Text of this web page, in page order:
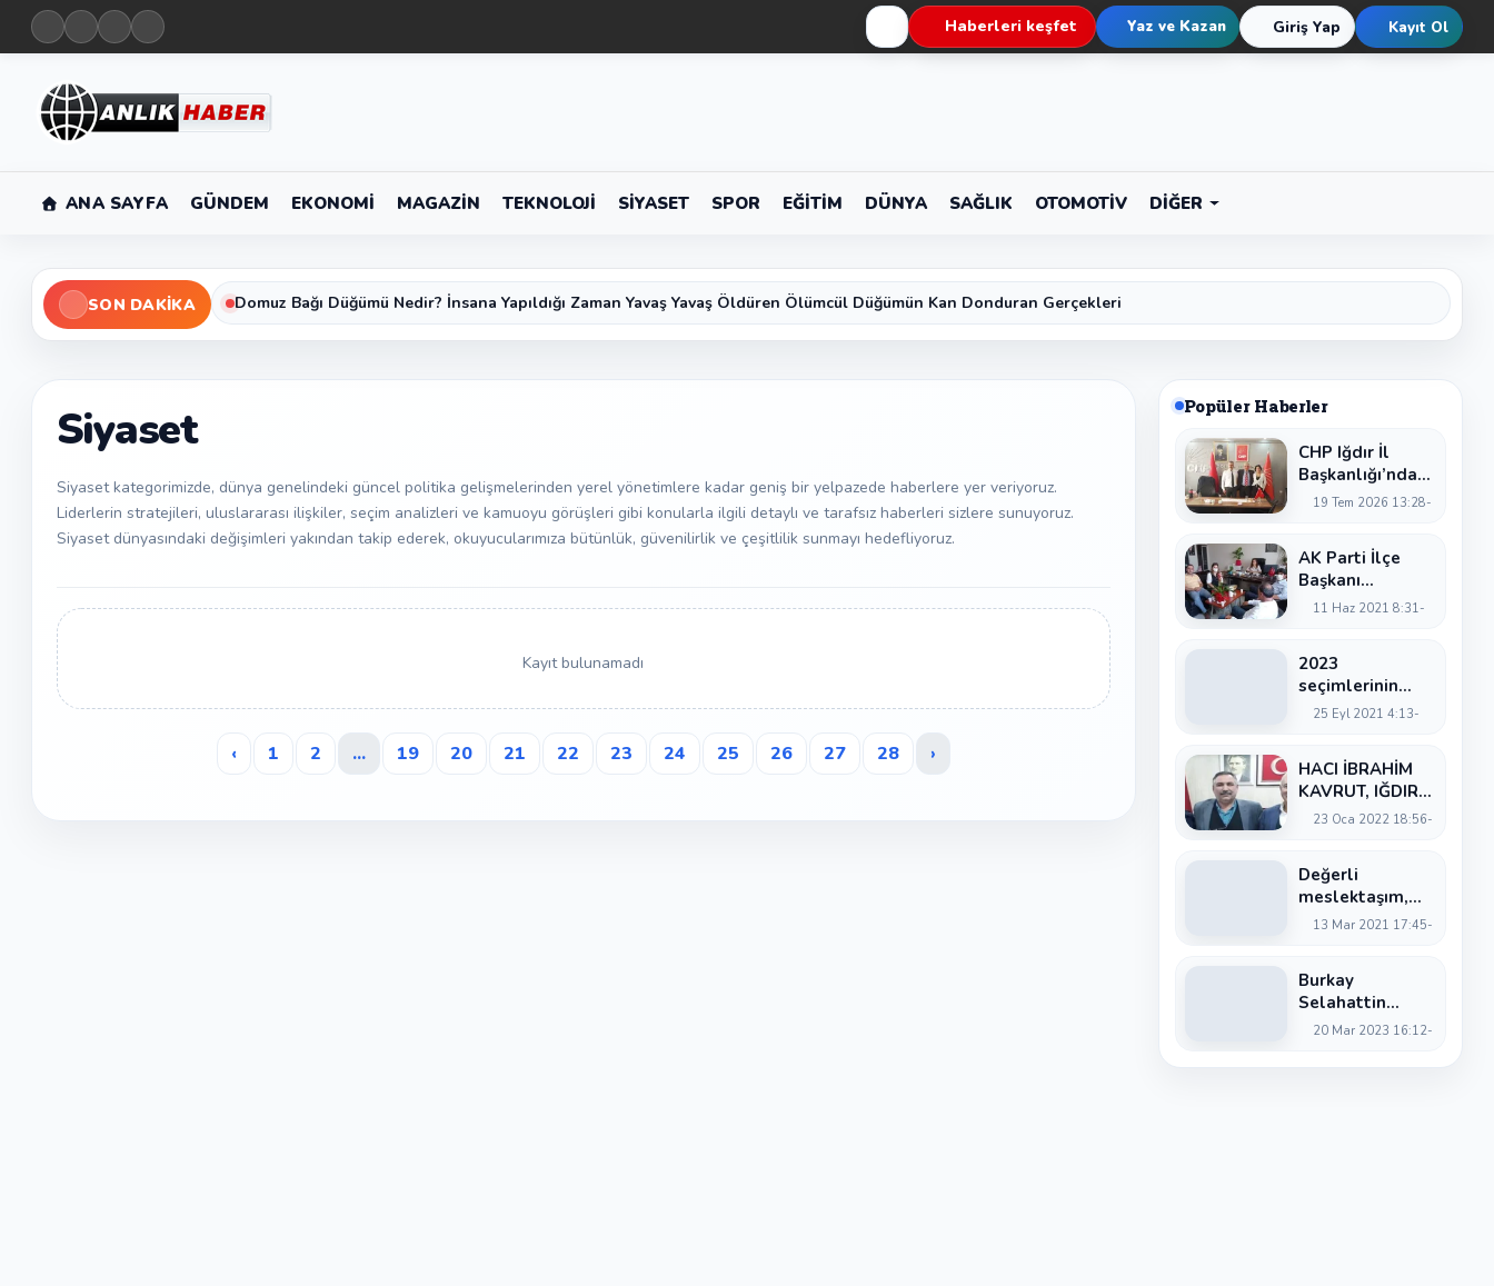
Haberleri keşfet Yaz ve Kazan Giriş Yap Kayıt Ol
ANA SAYFA GÜNDEM EKONOMI MAGAZIN TEKNOLOJI SIYASET SPOR EĞITIM DÜNYA SAĞLIK OTOMOTIV DIĞER
SON DAKIKA Domuz Bağı Düğümü Nedir? İnsana Yapıldığı Zaman Yavaş Yavaş Öldüren Ölümcül Düğümün Kan Donduran Gerçekleri
Siyaset
Siyaset kategorimizde, dünya genelindeki güncel politika gelişmelerinden yerel yönetimlere kadar geniş bir yelpazede haberlere yer veriyoruz.
Liderlerin stratejileri, uluslararası ilişkiler, seçim analizleri ve kamuoyu görüşleri gibi konularla ilgili detaylı ve tarafsız haberleri sizlere sunuyoruz.
Siyaset dünyasındaki değişimleri yakından takip ederek, okuyucularımıza bütünlük, güvenilirlik ve çeşitlilik sunmayı hedefliyoruz.
Kayıt bulunamadı
‹ 1 2 ... 19 20 21 22 23 24 25 26 27 28 ›
Popüler Haberler
CHP Iğdır İl
Başkanlığı’nda
Devir Teslim
Görevi Devraldı
19 Tem 2026 13:28
AK Parti İlçe
Başkanı
Hastaneyi
11 Haz 2021 8:31
2023
seçimlerinin
kampanya süreci
25 Eyl 2021 4:13
HACI İBRAHİM
KAVRUT, IĞDIR
BELEDİYE
ZİYARET ETTİ
23 Oca 2022 18:56
Değerli
meslektaşım,
Toka’dan ’hayırlı
13 Mar 2021 17:45
Burkay
Selahattin
Güven, CHP'den
aday adayı oldu
20 Mar 2023 16:12